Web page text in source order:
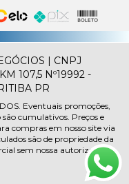
| CNPJ
107,5 Nº19992 -
PR
Eventuais promoções,
cumulativos. Preços e
compras em nosso site via
são de propriedade da
sem nossa autorização.